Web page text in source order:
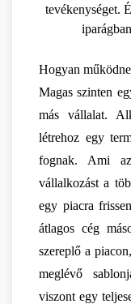
tevékenységet.
Hogyan
Magas szinten
más vállalat.
létrehoz egy
fognak. Ami
vállalkozást a
egy piacra
átlagos cég
szereplő a
meglévő
viszont egy